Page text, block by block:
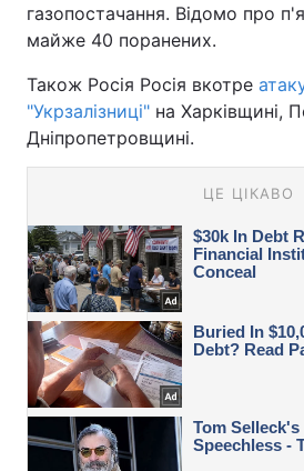
газопостачання. Відомо про
майже 40 поранених.
Також Росія Росія вкотре
"Укрзалізниці" на Харківщині,
Дніпропетровщині.